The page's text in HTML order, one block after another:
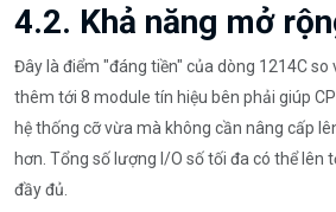
4.2. Khả năng mở
Đây là điểm "đáng tiền" của dòng 1214C so
thêm tới 8 module tín hiệu bên phải giúp
hệ thống cỡ vừa mà không cần nâng cấp
hơn. Tổng số lượng I/O số tối đa có thể lên
đầy đủ.